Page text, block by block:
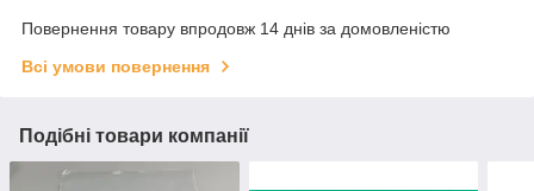
Повернення товару впродовж 14 днів за домовленістю
Всі умови повернення
Подібні товари компанії